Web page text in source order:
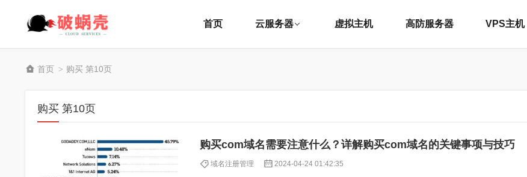
首页 云服务器 虚拟主机 高防服务器 VPS主机
首页 > 购买 第10页
购买 第10页
购买com域名需要注意什么？详解购买com域名的关键事项与技巧
域名注册管理 2024-04-24 01:42:35